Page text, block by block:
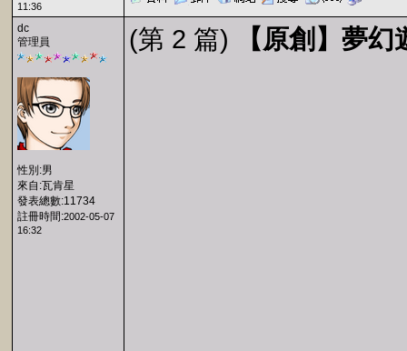
11:36
dc
管理員
性別:男
來自:瓦肯星
發表總數:11734
註冊時間:2002-05-07
16:32
(第 2 篇) 【原創】夢